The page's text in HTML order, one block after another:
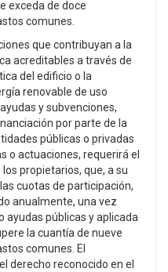
exceda de doce
comunes.
que contribuyan a la
acreditables a través de
del edificio o la
renovable de uso
y subvenciones,
por parte de la
públicas o privadas
o actuaciones, requerirá el
propietarios, que, a su
cuotas de participación,
anualmente, una vez
ayudas públicas y aplicada
la cuantía de nueve
comunes. El
derecho reconocido en el